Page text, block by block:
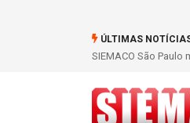
ÚLTIMAS
SIEMACO São